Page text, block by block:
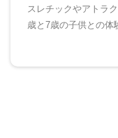
スレチックやアトラ
歳と7歳の子供との体